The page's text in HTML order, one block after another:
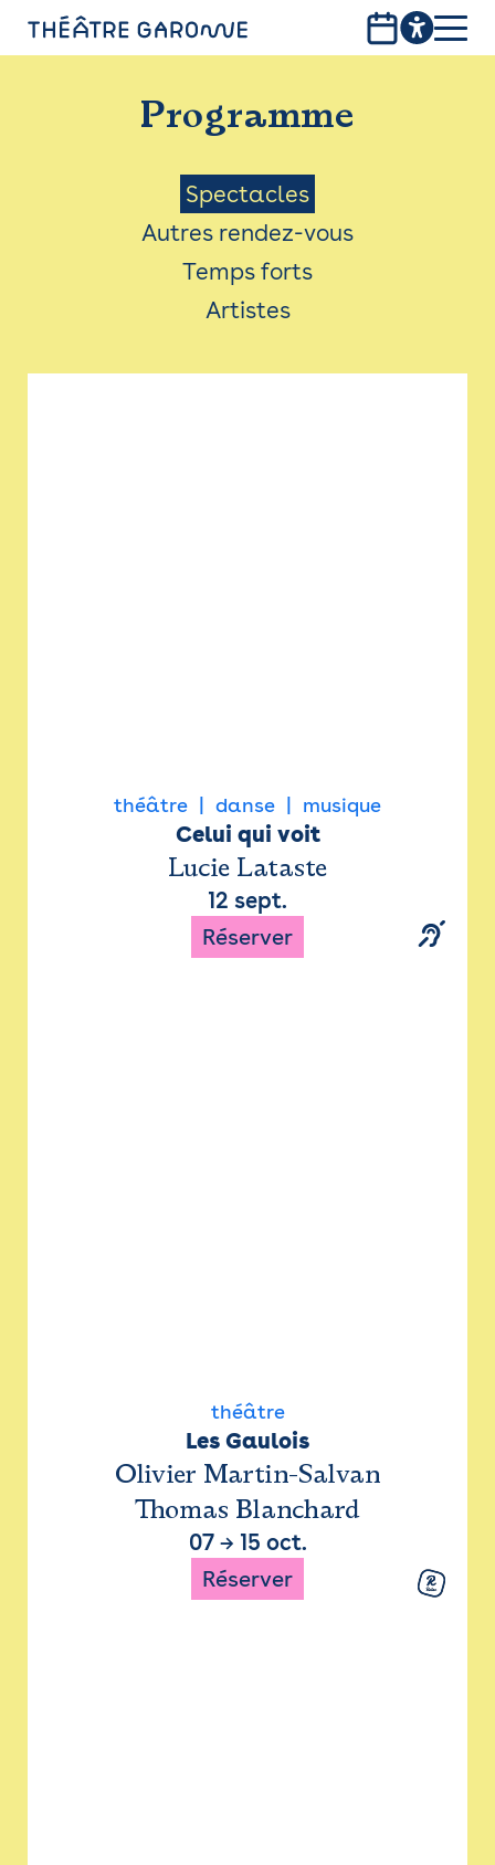
PROGRAMME
INFOS PRATIQUES
AVEC LES PUBLICS
ACCESSIBILITÉ
LES PRODUCTIONS
Programme
Menu
Saison
Spectacles
Autres rendez-vous
Temps forts
Artistes
théâtre danse musique
Celui qui voit
Lucie Lataste
12 sept.
Réserver
théâtre
Les Gaulois
Olivier Martin-Salvan
Thomas Blanchard
07→ 15 oct.
Réserver